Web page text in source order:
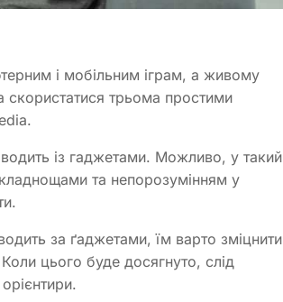
і мобільним іграм, а живому
скористатися трьома простими
із гаджетами. Можливо, у такий
та непорозумінням у
за ґаджетами, їм варто зміцнити
цього буде досягнуто, слід